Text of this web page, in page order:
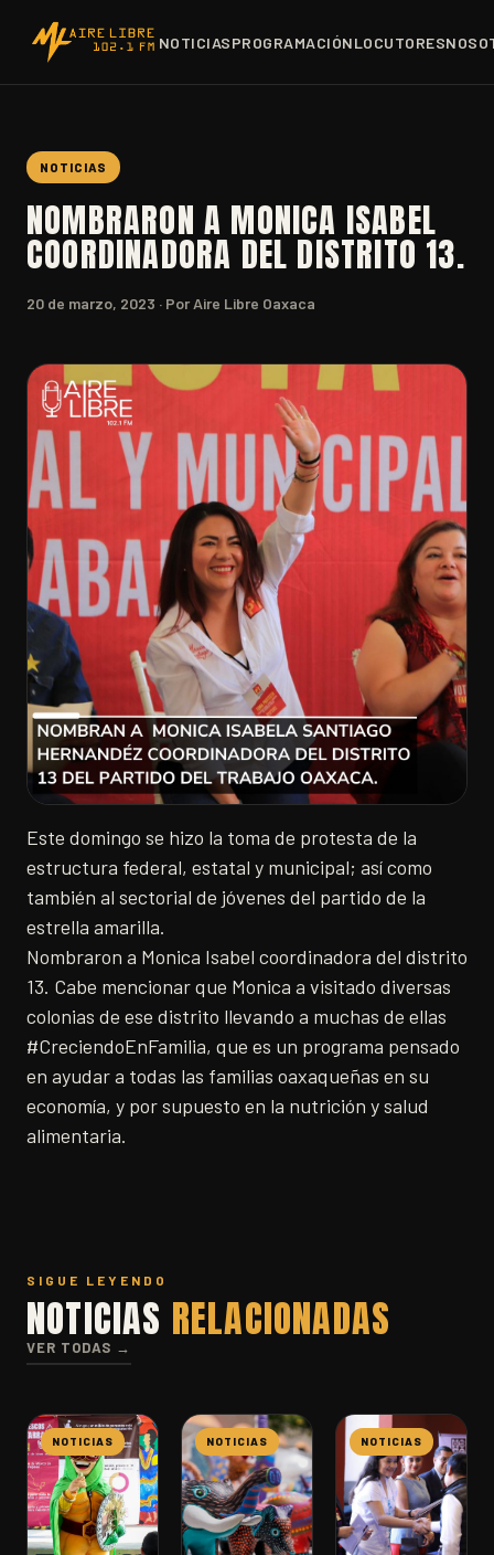
NOTICIASPROGRAMACIÓNLOCUTORES
NOTICIAS
NOMBRARON A MONICA ISABEL
COORDINADORA DEL DISTRITO 13.
20 de marzo, 2023 · Por Aire Libre Oaxaca
Este domingo se hizo la toma de protesta de la
estructura federal, estatal y municipal; así como
también al sectorial de jóvenes del partido de la
estrella amarilla.
Nombraron a Monica Isabel coordinadora del distrito
13. Cabe mencionar que Monica a visitado diversas
colonias de ese distrito llevando a muchas de ellas
#CreciendoEnFamilia, que es un programa pensado
en ayudar a todas las familias oaxaqueñas en su
economía, y por supuesto en la nutrición y salud
alimentaria.
SIGUE LEYENDO
NOTICIAS RELACIONADAS
VER TODAS →
NOTICIAS NOTICIAS NOTICIAS